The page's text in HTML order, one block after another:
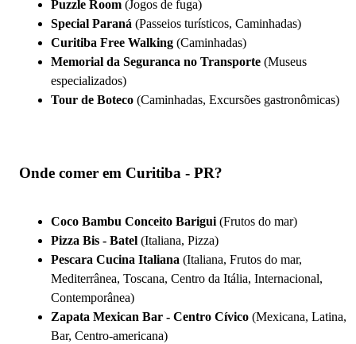
Puzzle Room (Jogos de fuga)
Special Paraná (Passeios turísticos, Caminhadas)
Curitiba Free Walking (Caminhadas)
Memorial da Seguranca no Transporte (Museus
especializados)
Tour de Boteco (Caminhadas, Excursões gastronômicas)
Onde comer em Curitiba - PR?
Coco Bambu Conceito Barigui (Frutos do mar)
Pizza Bis - Batel (Italiana, Pizza)
Pescara Cucina Italiana (Italiana, Frutos do mar,
Mediterrânea, Toscana, Centro da Itália, Internacional,
Contemporânea)
Zapata Mexican Bar - Centro Cívico (Mexicana, Latina,
Bar, Centro-americana)